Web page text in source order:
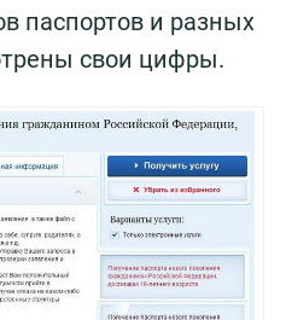
паспортов и разных
свои цифры.